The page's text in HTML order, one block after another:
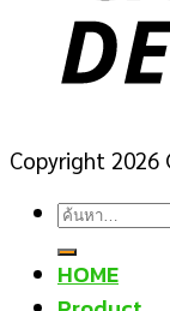
Copyright 2026
ค้นหา:
HOME